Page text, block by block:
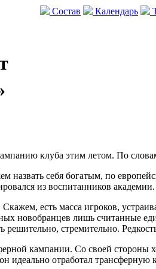
Состав Календарь
клуба этим летом. По
себя богатым, по
из воспитанников академии.
есть масса игроков,
новобранцев лишь считанные
стремительно.
кампании. Со своей
идеально отработал